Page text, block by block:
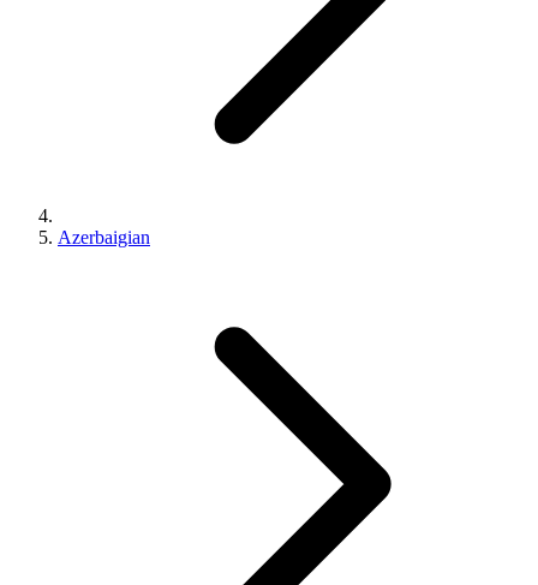
Azerbaigian